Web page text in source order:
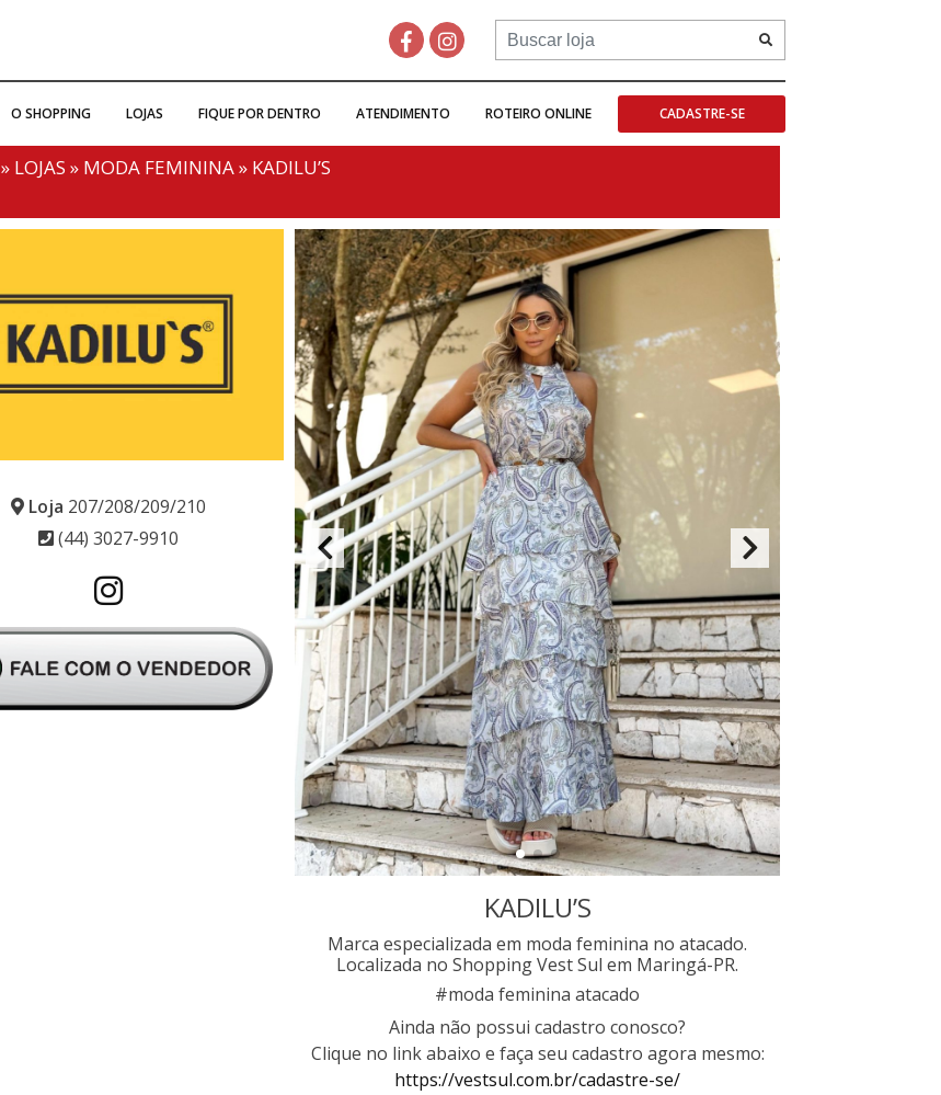
O SHOPPING LOJAS FIQUE POR DENTRO ATENDIMENTO ROTEIRO ONLINE CADASTRE-SE
» LOJAS » MODA FEMININA» KADILU’S
Loja 207/208/209/210
(44) 3027-9910
KADILU’S
Marca especializada em moda feminina no atacado.
Localizada no Shopping Vest Sul em Maringá-PR.
#moda feminina atacado
Ainda não possui cadastro conosco?
Clique no link abaixo e faça seu cadastro agora mesmo:
https://vestsul.com.br/cadastre-se/